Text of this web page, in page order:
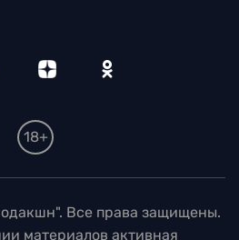
18+
Все права защищены.
материалов активная